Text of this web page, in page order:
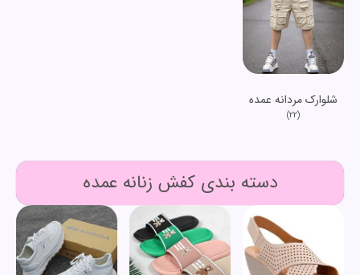
شلوارک مردانه عمده
(22)
دسته بندی کفش زنانه عمده